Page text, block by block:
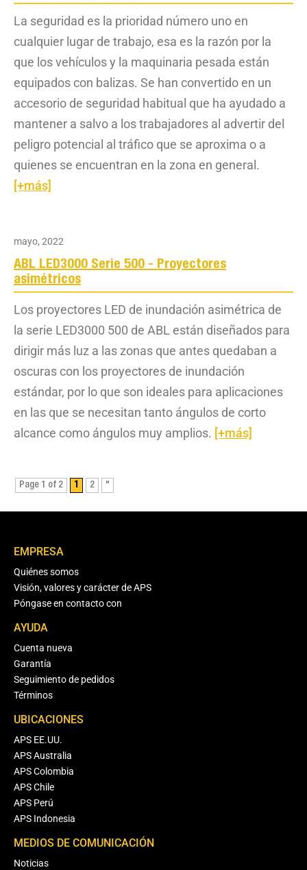
La seguridad es la prioridad número uno en
cualquier lugar de trabajo, esa es la razón por la
que los vehículos y la maquinaria pesada están
equipados con balizas. Se han convertido en un
accesorio de seguridad habitual que ha ayudado a
mantener a salvo a los trabajadores al advertir del
peligro potencial al tráfico que se aproxima o a
quienes se encuentran en la zona en general.
[+más]
mayo, 2022
ABL LED3000 Serie 500 - Proyectores
asimétricos
Los proyectores LED de inundación asimétrica de
la serie LED3000 500 de ABL están diseñados para
dirigir más luz a las zonas que antes quedaban a
oscuras con los proyectores de inundación
estándar, por lo que son ideales para aplicaciones
en las que se necesitan tanto ángulos de corto
alcance como ángulos muy amplios. [+más]
Page 1 of 2 1 2 "
EMPRESA
Quiénes somos
Visión, valores y carácter de APS
Póngase en contacto con
AYUDA
Cuenta nueva
Garantía
Seguimiento de pedidos
Términos
UBICACIONES
APS EE.UU.
APS Australia
APS Colombia
APS Chile
APS Perú
APS Indonesia
MEDIOS DE COMUNICACIÓN
Noticias